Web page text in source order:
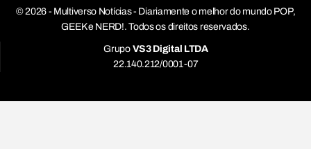
© 2026 - Multiverso Notícias - Diariamente o melhor do mundo POP,
GEEK e NERD!. Todos os direitos reservados.
Grupo VS3 Digital LTDA
22.140.212/0001-07